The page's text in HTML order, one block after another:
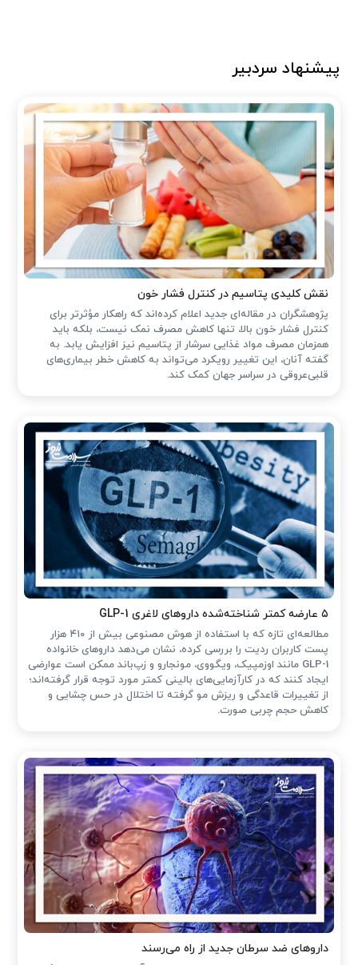
پیشنهاد سردبیر
نقش کلیدی پتاسیم در کنترل فشار خون
پژوهشگران در مقاله‌ای جدید اعلام کرده‌اند که راهکار مؤثرتر برای
کنترل فشار خون بالا، تنها کاهش مصرف نمک نیست، بلکه باید
همزمان مصرف مواد غذایی سرشار از پتاسیم نیز افزایش یابد. به
گفته آنان، این تغییر رویکرد می‌تواند به کاهش خطر بیماری‌های
قلبی‌عروقی در سراسر جهان کمک کند.
۵ عارضه کمتر شناخته‌شده داروهای لاغری GLP-1
مطالعه‌ای تازه که با استفاده از هوش مصنوعی بیش از ۴۱۰ هزار
پست کاربران ردیت را بررسی کرده، نشان می‌دهد داروهای خانواده
GLP-1 مانند اوزمپیک، ویگووی، مونجارو و زپ‌باند ممکن است عوارضی
ایجاد کنند که در کارآزمایی‌های بالینی کمتر مورد توجه قرار گرفته‌اند؛
از تغییرات قاعدگی و ریزش مو گرفته تا اختلال در حس چشایی و
کاهش حجم چربی صورت.
داروهای ضد سرطان جدید از راه می‌رسند